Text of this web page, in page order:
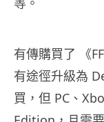
有傳購買了 《
有途徑升級為
買，但 PC、